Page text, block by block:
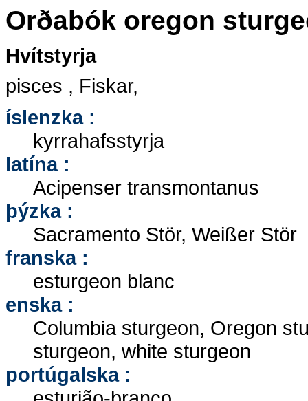
Orðabók oregon
Hvítstyrja
pisces , Fiskar,
íslenzka :
kyrrahafsstyrja
latína :
Acipenser transmontanus
þýzka :
Sacramento Stör, Weißer Stör
franska :
esturgeon blanc
enska :
Columbia sturgeon, Oregon
sturgeon, white sturgeon
portúgalska :